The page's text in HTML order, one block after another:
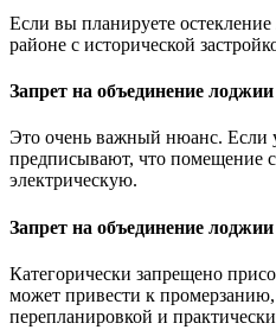
Если вы планируете
районе с исторической
Запрет на объединение
Это очень важный нюанс. Если
предписывают, что помещение
электрическую.
Запрет на объединение
Категорически запрещено
может привести к промерзанию,
перепланировкой и